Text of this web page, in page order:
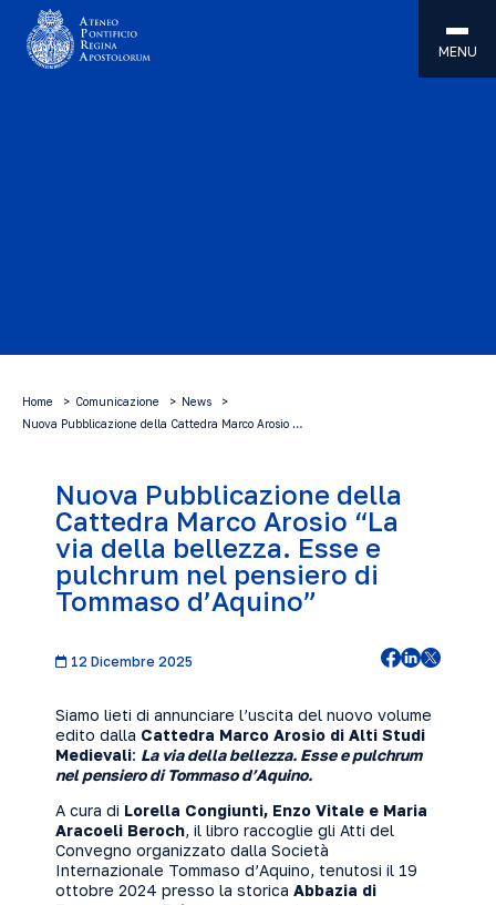
MENU
Home Comunicazione
News
Nuova Pubblicazione della Cattedra Marco Arosio …
Nuova Pubblicazione della
Cattedra Marco Arosio “La
via della bellezza. Esse e
pulchrum nel pensiero di
Tommaso d’Aquino”
12 Dicembre 2025
Siamo lieti di annunciare l’uscita del nuovo volume
edito dalla Cattedra Marco Arosio di Alti Studi
Medievali: La via della bellezza. Esse e pulchrum
nel pensiero di Tommaso d’Aquino.
A cura di Lorella Congiunti, Enzo Vitale e Maria
Aracoeli Beroch, il libro raccoglie gli Atti del
Convegno organizzato dalla Società
Internazionale Tommaso d’Aquino, tenutosi il 19
ottobre 2024 presso la storica Abbazia di